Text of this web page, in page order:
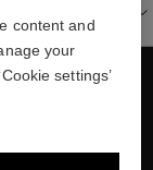
content and
your
settings’